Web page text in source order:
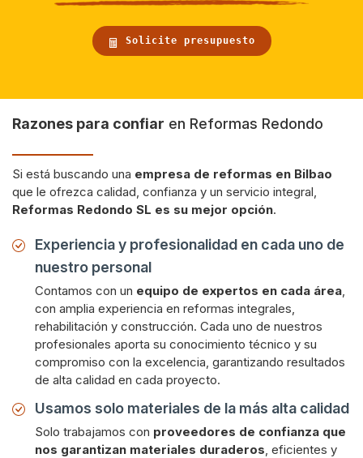
Solicite presupuesto
Razones para confiar en Reformas Redondo
Si está buscando una empresa de reformas en Bilbao
que le ofrezca calidad, confianza y un servicio integral,
Reformas Redondo SL es su mejor opción.
Experiencia y profesionalidad en cada uno de
nuestro personal
Contamos con un equipo de expertos en cada área,
con amplia experiencia en reformas integrales,
rehabilitación y construcción. Cada uno de nuestros
profesionales aporta su conocimiento técnico y su
compromiso con la excelencia, garantizando resultados
de alta calidad en cada proyecto.
Usamos solo materiales de la más alta calidad
Solo trabajamos con proveedores de confianza que
nos garantizan materiales duraderos, eficientes y